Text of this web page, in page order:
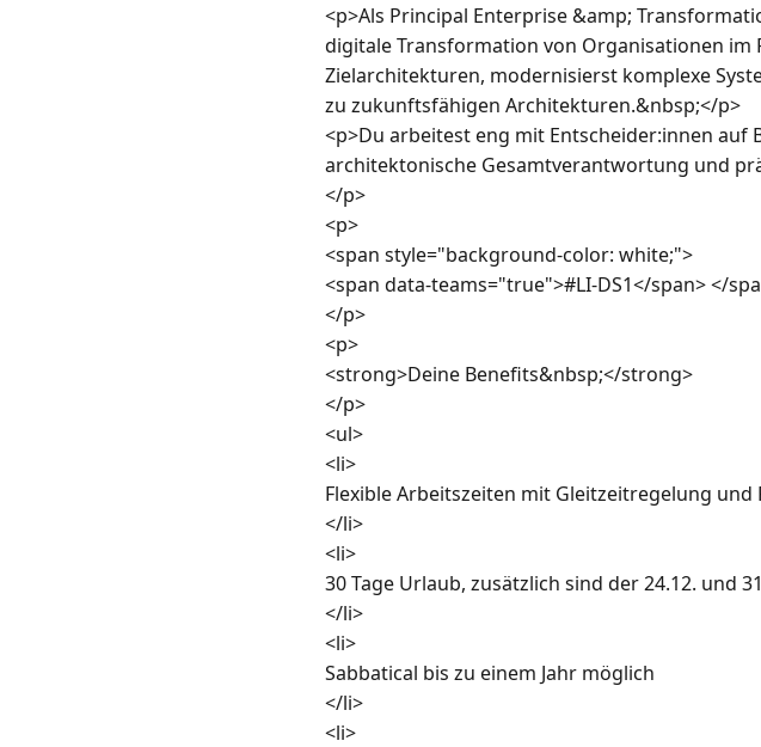
<p>Als Principal Enterprise &amp;
digitale Transformation von Organisationen im
Zielarchitekturen, modernisierst komplexe
zu zukunftsfähigen Architekturen.&nbsp;</p>
<p>Du arbeitest eng mit Entscheider:innen auf
architektonische Gesamtverantwortung und
</p>
<p>
<span style="background-color: white;">
<span data-teams="true">#LI-DS1</span> </
</p>
<p>
<strong>Deine Benefits&nbsp;</strong>
</p>
<ul>
<li>
Flexible Arbeitszeiten mit Gleitzeitregelung und
</li>
<li>
30 Tage Urlaub, zusätzlich sind der 24.12. und
</li>
<li>
Sabbatical bis zu einem Jahr möglich
</li>
<li>